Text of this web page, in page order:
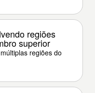
regiões
superior
regiões do